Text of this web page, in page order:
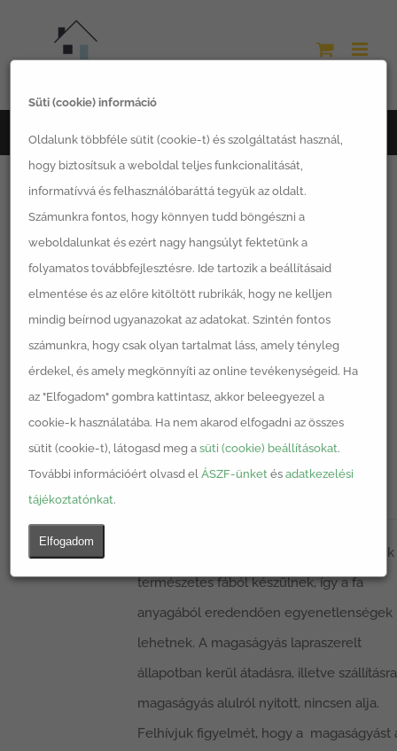
Süti (cookie) információ
Oldalunk többféle sütit (cookie-t) és szolgáltatást használ,
hogy biztosítsuk a weboldal teljes funkcionalitását,
informatívvá és felhasználóbaráttá tegyük az oldalt.
Számunkra fontos, hogy könnyen tudd böngészni a
weboldalunkat és ezért nagy hangsúlyt fektetünk a
folyamatos továbbfejlesztésre. Ide tartozik a beállításaid
elmentése és az előre kitöltött rubrikák, hogy ne kelljen
mindig beírnod ugyanazokat az adatokat. Szintén fontos
számunkra, hogy csak olyan tartalmat láss, amely tényleg
érdekel, és amely megkönnyíti az online tevékenységeid. Ha
az "Elfogadom" gombra kattintasz, akkor beleegyezel a
cookie-k használatába. Ha nem akarod elfogadni az összes
sütit (cookie-t), látogasd meg asüti (cookie) beállításokat.
További információért olvasd elÁSZF-ünket ésadatkezelési
tájékoztatónkat.
Elfogadom
Főoldal LSH termékek
Rendezés:Alapértelmezett sorrend
12 Termékmutatása
LSH 2Step Box magaságyás
Jelezni szeretnénk, hogy a magaságyások
természetes fából készülnek, így a fa
anyagából eredendően egyenetlenségek
lehetnek. A magaságyás lapraszerelt
állapotban kerül átadásra, illetve
magaságyás alulról nyitott, nincsen alja.
Felhívjuk figyelmét, hogy a magaságyást